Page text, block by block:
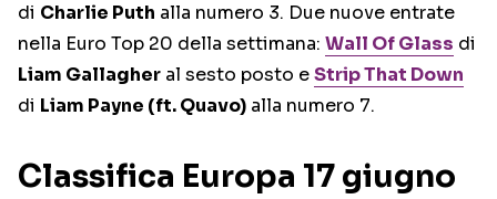
di Charlie Puth alla numero 3. Due nuove entrate
nella Euro Top 20 della settimana: Wall Of Glass di
Liam Gallagher al sesto posto eStrip That Down
di Liam Payne (ft. Quavo) alla numero 7.
Classifica Europa 17 giugno